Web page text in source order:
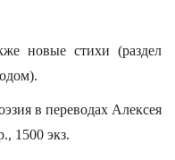
новые стихи (раздел
в переводах Алексея
1500 экз.